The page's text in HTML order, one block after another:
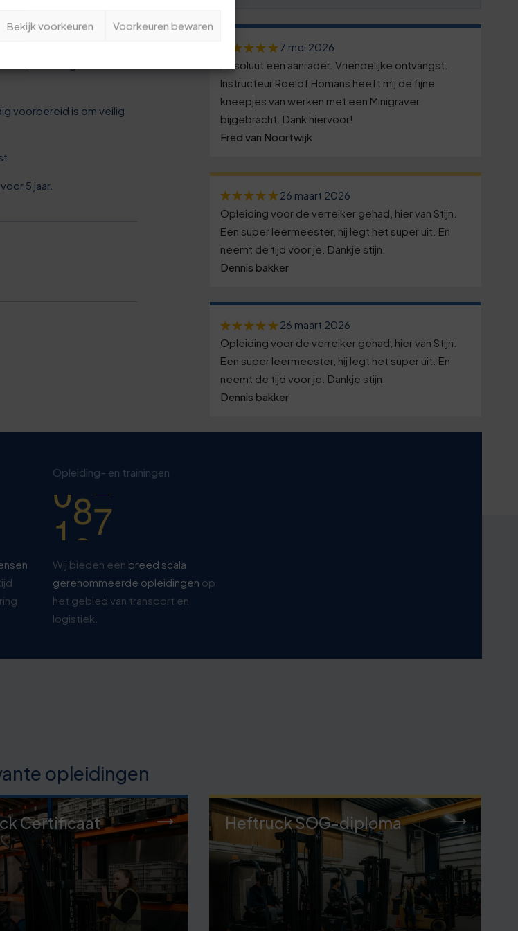
Bekijk voorkeuren Voorkeuren bewaren
Training
een hoge mate van
voorbereid is om veilig
5 jaar.
7 mei 2026
Absoluut een aanrader. Vriendelijke ontvangst.
Instructeur Roelof Homans heeft mij de fijne
kneepjes van werken met een Minigraver
bijgebracht. Dank hiervoor!
Fred van Noortwijk
26 maart 2026
Opleiding voor de verreiker gehad, hier van Stijn.
Een super leermeester, hij legt het super uit. En
neemt de tijd voor je. Dankje stijn.
Dennis bakker
26 maart 2026
Opleiding voor de verreiker gehad, hier van Stijn.
Een super leermeester, hij legt het super uit. En
neemt de tijd voor je. Dankje stijn.
Dennis bakker
Opleiding- en trainingen
0
1
2
3
4
2
3
4
7
2
7
8
3
8
Wij bieden een breed scala
gerenommeerde opleidingen op
het gebied van transport en
logistiek.
opleidingen
Certificaat Heftruck SOG-diploma
gebaseerd op mijn eigen ervaring.